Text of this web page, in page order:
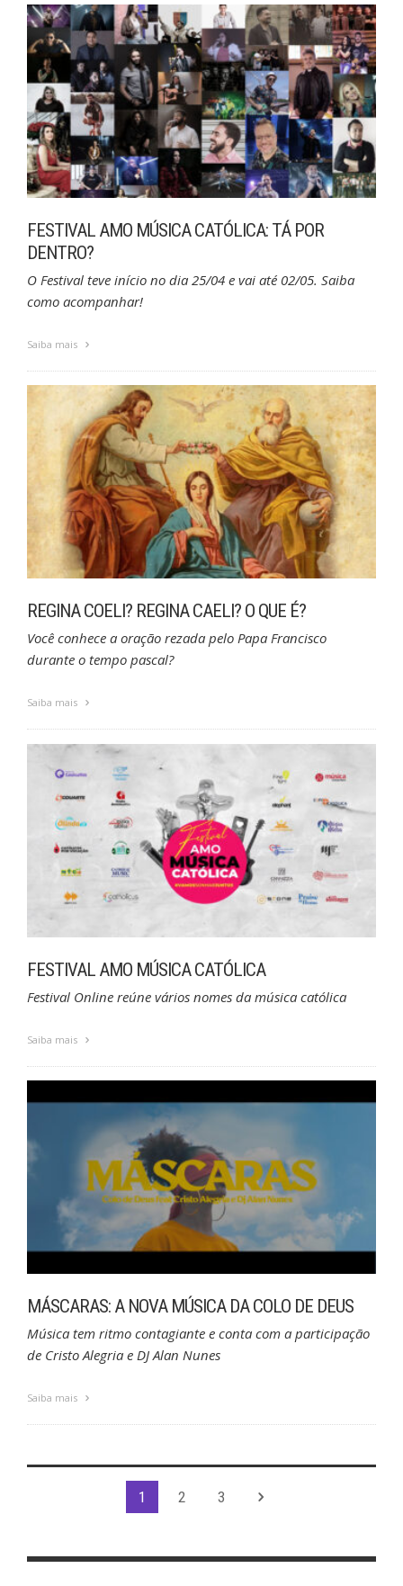
FESTIVAL AMO MÚSICA CATÓLICA: TÁ POR
DENTRO?
O Festival teve início no dia 25/04 e vai até 02/05. Saiba
como acompanhar!
Saiba mais
REGINA COELI? REGINA CAELI? O QUE É?
Você conhece a oração rezada pelo Papa Francisco
durante o tempo pascal?
Saiba mais
FESTIVAL AMO MÚSICA CATÓLICA
Festival Online reúne vários nomes da música católica
Saiba mais
MÁSCARAS: A NOVA MÚSICA DA COLO DE DEUS
Música tem ritmo contagiante e conta com a participação
de Cristo Alegria e DJ Alan Nunes
Saiba mais
1 2 3